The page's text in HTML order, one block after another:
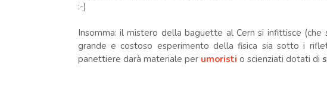
:-)
Insomma: il mistero della baguette al Cern si infittisce (che
grande e costoso esperimento della fisica sia sotto i
panettiere darà materiale per umoristi o scienziati dotati di